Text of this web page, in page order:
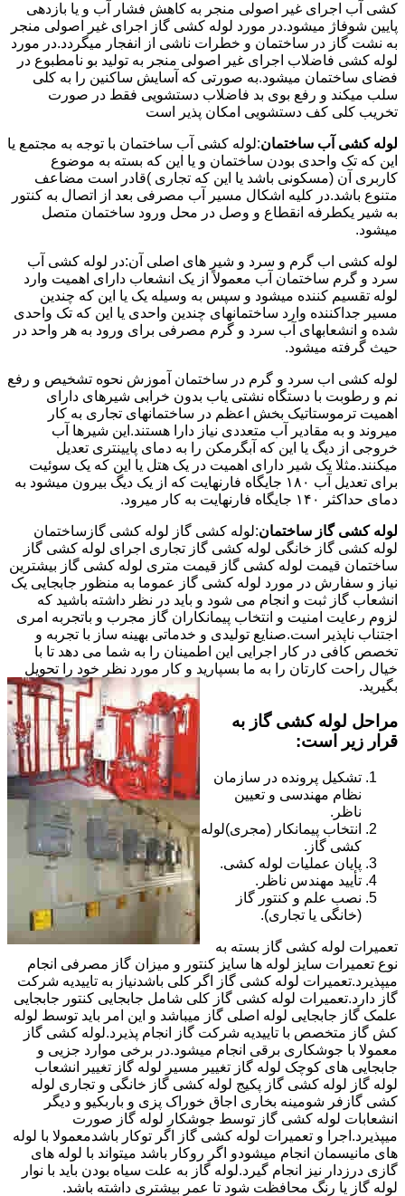
کشی آب اجرای غیر اصولی منجر به کاهش فشار آب و یا بازدهی
پایین شوفاژ میشود.در مورد لوله کشی گاز اجرای غیر اصولی منجر
به نشت گاز در ساختمان و خطرات ناشی از انفجار میگردد.در مورد
لوله کشی فاضلاب اجرای غیر اصولی منجر به تولید بو نامطبوع در
فضای ساختمان میشود.به صورتی که آسایش ساکنین را به کلی
سلب میکند و رفع بوی بد فاضلاب دستشویی فقط در صورت
تخریب کلی کف دستشویی امکان پذیر است
لوله کشی آب ساختمان:لوله کشی آب ساختمان با توجه به مجتمع یا
این که تک واحدی بودن ساختمان و یا این که بسته به موضوع
کاربری آن (مسکونی باشد یا این که تجاری )قادر است مضاعف
متنوع باشد.در کلیه اشکال مسیر آب مصرفی بعد از اتصال به کنتور
به شیر یکطرفه انقطاع و وصل در محل ورود ساختمان متصل
میشود.
لوله کشی اب گرم و سرد و شیر های اصلی آن:در لوله کشی آب
سرد و گرم ساختمان آب معمولاً از یک انشعاب دارای اهمیت وارد
لوله تقسیم کننده میشود و سپس به وسیله یک یا این که چندین
مسیر جداکننده وارد ساختمانهای چندین واحدی یا این که تک واحدی
شده و انشعابهای آب سرد و گرم مصرفی برای ورود به هر واحد در
حیث گرفته میشود.
لوله کشی اب سرد و گرم در ساختمان آموزش نحوه تشخیص و رفع
نم و رطوبت با دستگاه نشتی یاب بدون خرابی شیرهای دارای
اهمیت ترموستاتیک بخش اعظم در ساختمانهای تجاری به کار
میروند و به مقادیر آب متعددی نیاز دارا هستند.این شیرها آب
خروجی از دیگ یا این که آبگرمکن را به دمای پایینتری تعدیل
میکنند.مثلا یک شیر دارای اهمیت در یک هتل یا این که یک سوئیت
برای تعدیل آب ۱۸۰ جایگاه فارنهایت که از یک دیگ بیرون میشود به
دمای حداکثر ۱۴۰ جایگاه فارنهایت به کار میرود.
لوله کشی گاز ساختمان:لوله کشی گاز لوله کشی گازساختمان
لوله کشی گاز خانگی لوله کشی گاز تجاری اجرای لوله کشی گاز
ساختمان قیمت لوله کشی گاز قیمت متری لوله کشی گاز بیشترین
نیاز و سفارش در مورد لوله کشی گاز عموما به منظور جابجایی یک
انشعاب گاز ثبت و انجام می شود و باید در نظر داشته باشید که
لزوم رعایت امنیت و انتخاب پیمانکاران گاز مجرب و باتجربه امری
اجتناب ناپذیر است.صنایع تولیدی و خدماتی بهینه ساز با تجربه و
تخصص کافی در کار اجرایی این اطمینان را به شما می دهد تا با
خیال راحت کارتان را به ما بسپارید و کار مورد نظر خود را تحویل
بگیرید.
مراحل لوله کشی گاز به
قرار زیر است:
تشکیل پرونده در سازمان
نظام مهندسی و تعیین
ناظر.
انتخاب پیمانکار (مجری)لوله
کشی گاز.
پایان عملیات لوله کشی.
تأیید مهندس ناظر.
نصب علم و کنتور گاز
(خانگی یا تجاری).
تعمیرات لوله کشی گاز بسته به
نوع تعمیرات سایز لوله ها سایز کنتور و میزان گاز مصرفی انجام
میپذیرد.تعمیرات لوله کشی گاز اگر کلی باشدنیاز به تاییدیه شرکت
گاز دارد.تعمیرات لوله کشی گاز کلی شامل جابجایی کنتور جابجایی
علمک گاز جابجایی لوله اصلی گاز میباشد و این امر باید توسط لوله
کش گاز متخصص با تاییدیه شرکت گاز انجام پذیرد.لوله کشی گاز
معمولا با جوشکاری برقی انجام میشود.در برخی موارد جزیی و
جابجایی های کوچک لوله گاز تغییر مسیر لوله گاز تغییر انشعاب
لوله گاز لوله کشی گاز پکیج لوله کشی گاز خانگی و تجاری لوله
کشی گازفر شومینه بخاری اجاق خوراک پزی و باربکیو و دیگر
انشعابات لوله کشی گاز توسط جوشکار لوله گاز صورت
میپذیرد.اجرا و تعمیرات لوله کشی گاز اگر توکار باشدمعمولا با لوله
های مانیسمان انجام میشودو اگر روکار باشد میتواند با لوله های
گازی درزدار نیز انجام گیرد.لوله گاز به علت سیاه بودن باید با نوار
لوله گاز یا رنگ محافظت شود تا عمر بیشتری داشته باشد.